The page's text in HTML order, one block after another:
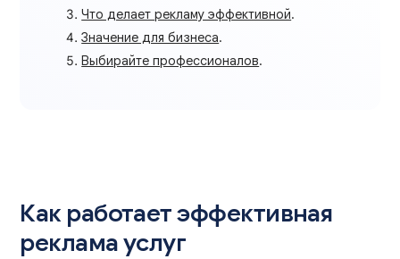
Что делает рекламу эффективной.
Значение для бизнеса.
Выбирайте профессионалов.
Как работает эффективная
реклама услуг